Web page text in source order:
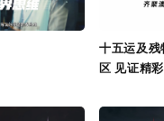
十五运及
区 见证精